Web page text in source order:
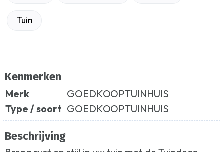
Tuin
Kenmerken
Merk
GOEDKOOPTUINHUIS
Type / soort GOEDKOOPTUINHUIS
Beschrijving